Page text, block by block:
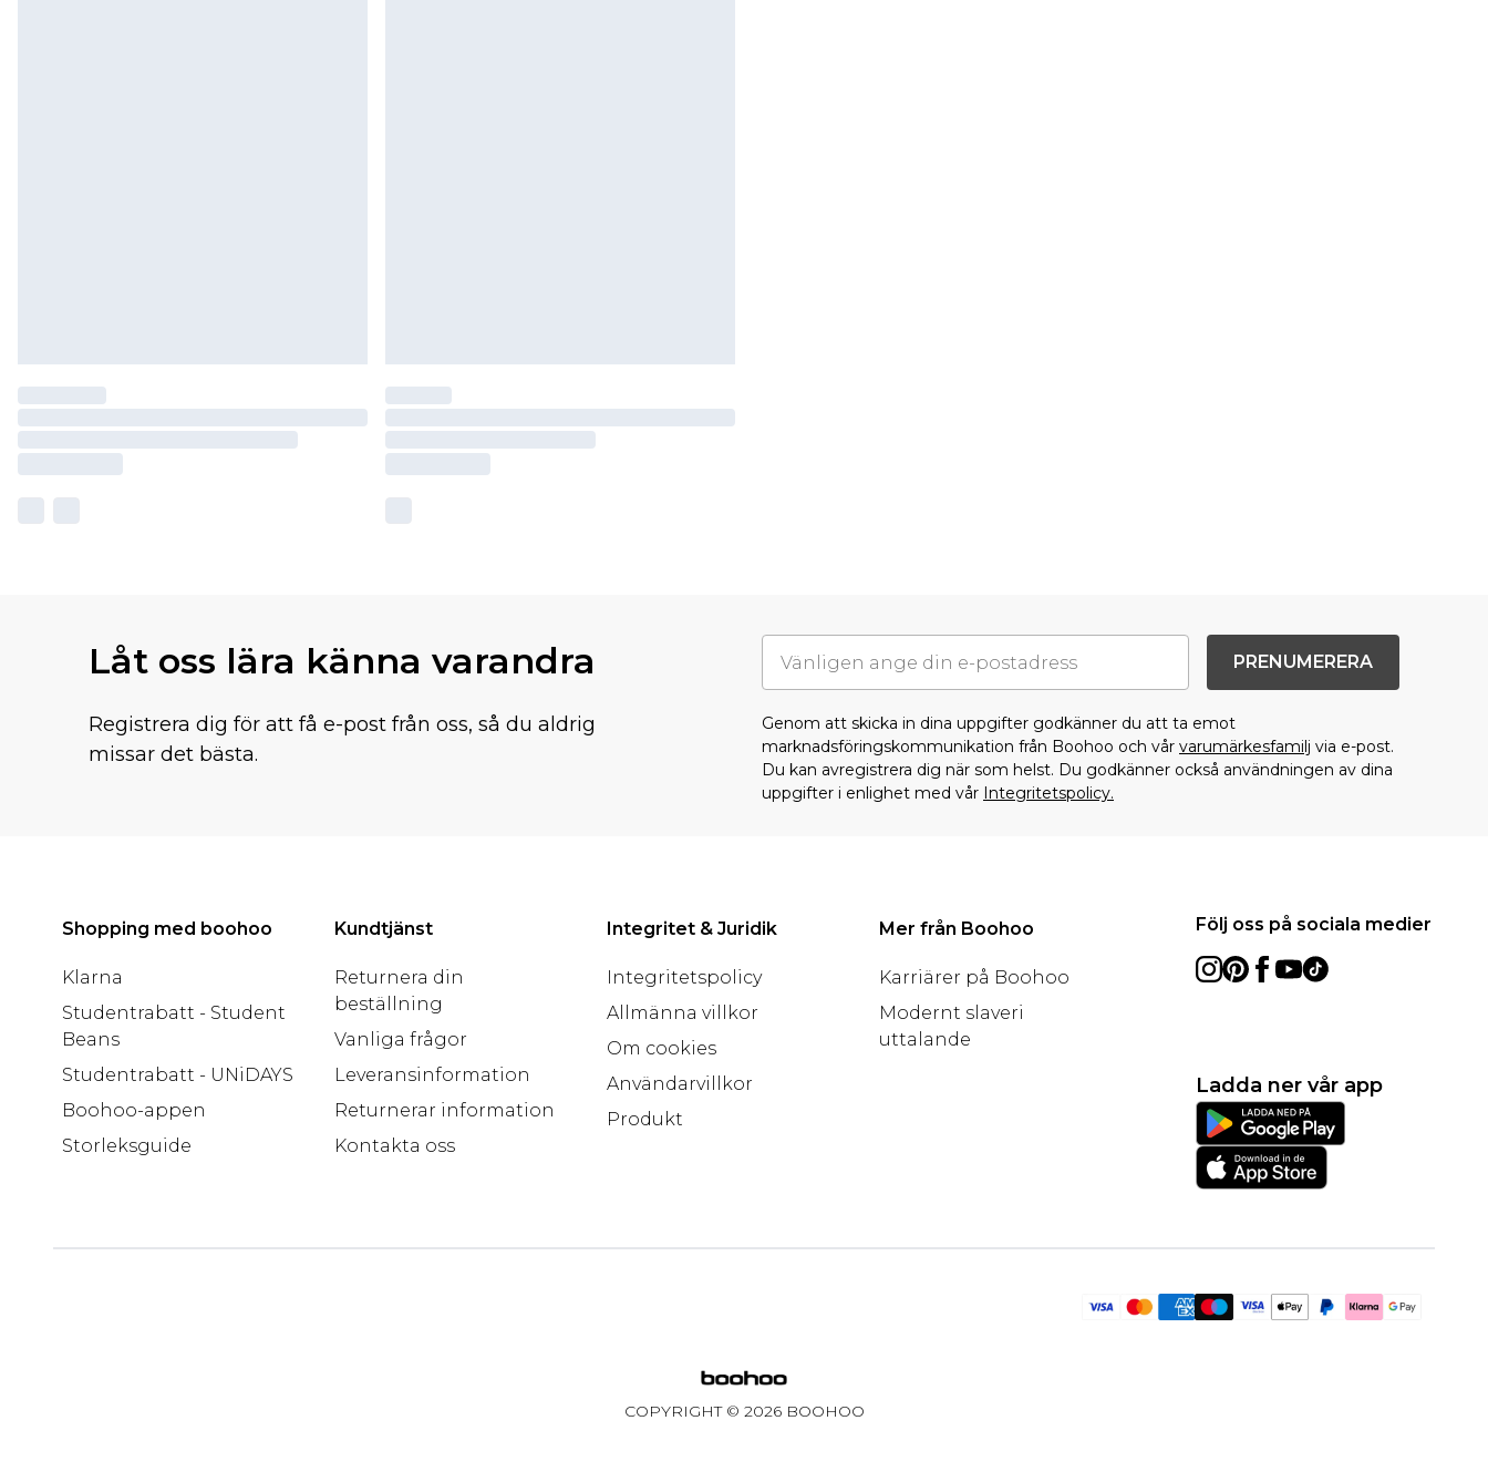
Låt oss lära känna varandra
Registrera dig för att få e-post från oss, så du aldrig
missar det bästa.
PRENUMERERA
Genom att skicka in dina uppgifter godkänner du att ta emot
marknadsföringskommunikation från Boohoo och vår varumärkesfamilj via e-post.
Du kan avregistrera dig när som helst. Du godkänner också användningen av dina
uppgifter i enlighet med vår Integritetspolicy.
Shopping med boohoo
Klarna
Studentrabatt - Student
Beans
Studentrabatt - UNiDAYS
Boohoo-appen
Storleksguide
Kundtjänst
Returnera din
beställning
Vanliga frågor
Leveransinformation
Returnerar information
Kontakta oss
Integritet & Juridik
Integritetspolicy
Allmänna villkor
Om cookies
Användarvillkor
Produkt
Mer från Boohoo
Karriärer på Boohoo
Modernt slaveri
uttalande
Följ oss på sociala medier
Ladda ner vår app
COPYRIGHT © 2026 BOOHOO